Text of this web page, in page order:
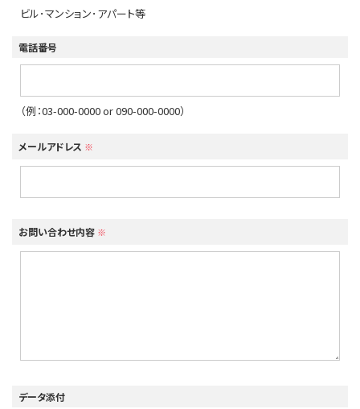
ビル･マンション･アパート等
電話番号
（例：03-000-0000 or 090-000-0000）
メールアドレス ※
お問い合わせ内容 ※
データ添付